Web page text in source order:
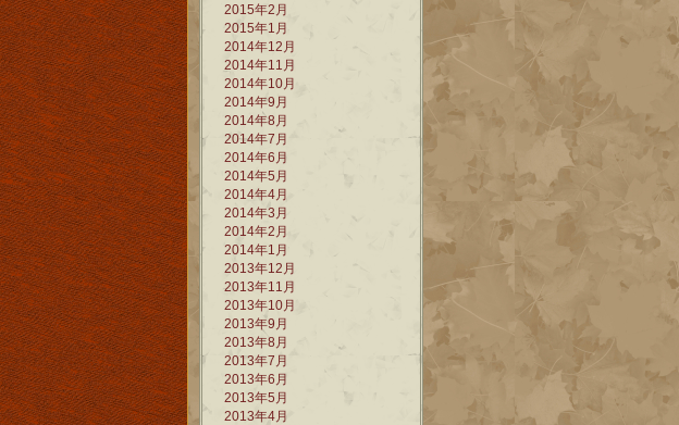
2015年2月
2015年1月
2014年12月
2014年11月
2014年10月
2014年9月
2014年8月
2014年7月
2014年6月
2014年5月
2014年4月
2014年3月
2014年2月
2014年1月
2013年12月
2013年11月
2013年10月
2013年9月
2013年8月
2013年7月
2013年6月
2013年5月
2013年4月